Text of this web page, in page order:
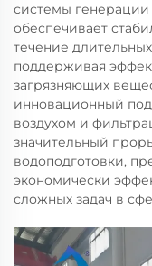
системы генерации
обеспечивает
течение
поддерживая
загрязняющих
инновационный
воздухом и
значительный
водоподготовки,
экономически
сложных задач в